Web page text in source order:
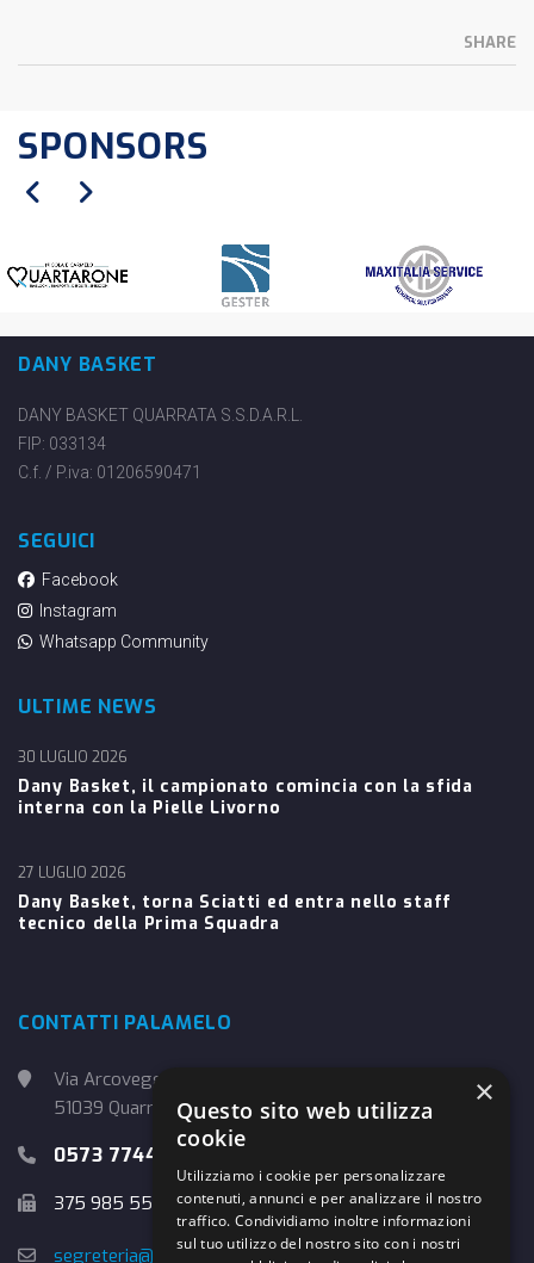
SHARE
SPONSORS
DANY BASKET
DANY BASKET QUARRATA S.S.D.A.R.L.
FIP: 033134
C.f. / P.iva: 01206590471
SEGUICI
Facebook
Instagram
Whatsapp Community
ULTIME NEWS
Dany Basket, il campionato comincia con la sfida
interna con la Pielle Livorno
30 LUGLIO 2026
Dany Basket, torna Sciatti ed entra nello staff
tecnico della Prima Squadra
27 LUGLIO 2026
CONTATTI PALAMELO
Via Arcoveggio, 4
51039 Quarrata (PT)
0573 774457
375 985 5526
segreteria@danybasket.it
×
Questo sito web utilizza
cookie
Utilizziamo i cookie per personalizzare
contenuti, annunci e per analizzare il nostro
traffico. Condividiamo inoltre informazioni
sul tuo utilizzo del nostro sito con i nostri